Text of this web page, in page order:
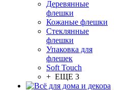
Деревянные
флешки
Кожаные флешки
Стеклянные
флешки
Упаковка для
флешек
Soft Touch
+ ЕЩЕ 3